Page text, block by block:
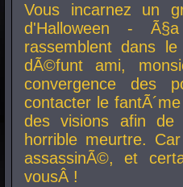
Vous incarnez un
d'Halloween -
rassemblent dans
dÃ©funt ami,
convergence des
contacter le
des visions afin
horrible meurtre.
assassinÃ©, et
vousÂ !